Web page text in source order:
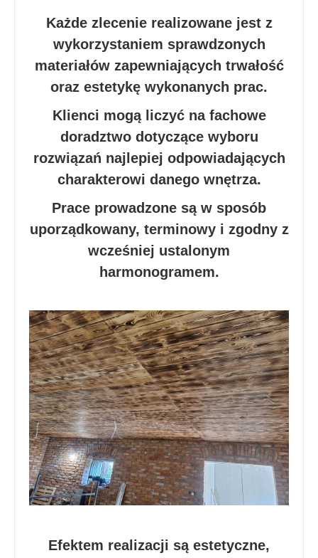
Każde zlecenie realizowane jest z
wykorzystaniem sprawdzonych
materiałów zapewniających trwałość
oraz estetykę wykonanych prac.
Klienci mogą liczyć na fachowe
doradztwo dotyczące wyboru
rozwiązań najlepiej odpowiadających
charakterowi danego wnętrza.
Prace prowadzone są w sposób
uporządkowany, terminowy i zgodny z
wcześniej ustalonym
harmonogramem.
Efektem realizacji są estetyczne,